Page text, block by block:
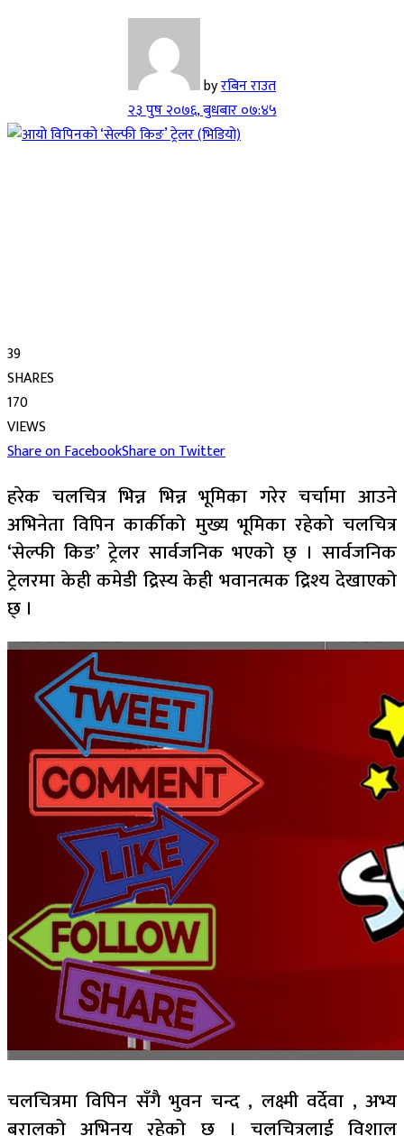
byरबिन राउत
२३ पुष २०७६, बुधबार ०७:४५
39
SHARES
170
VIEWS
Share on FacebookShare on Twitter
हरेक चलचित्र भिन्न भिन्न भूमिका गरेर चर्चामा आउने
अभिनेता विपिन कार्कीको मुख्य भूमिका रहेको चलचित्र
‘सेल्फी किङ’ ट्रेलर सार्वजनिक भएको छ् । सार्वजनिक
ट्रेलरमा केही कमेडी द्रिस्य केही भवानत्मक द्रिश्य देखाएको
छ् ।
चलचित्रमा विपिन सँगै भुवन चन्द , लक्ष्मी वर्देवा , अभ्य
बरालको अभिनय रहेको छ् । चलचित्रलाई विशाल